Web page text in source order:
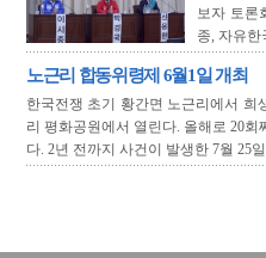
보자 토론
종, 자유한
노근리 합동위령제 6월1일 개최
한국전쟁 초기 황간면 노근리에서
리 평화공원에서 열린다. 올해로 20
다. 2년 전까지 사건이 발생한 7월 25